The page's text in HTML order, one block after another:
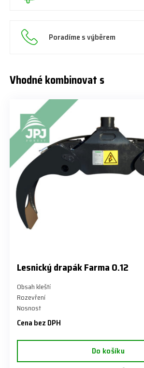
Poradíme s výběrem
Vhodné kombinovat s
Lesnický drapák Farma 0.12
Obsah kleští
Rozevření
Nosnost
Cena bez DPH
Do košíku